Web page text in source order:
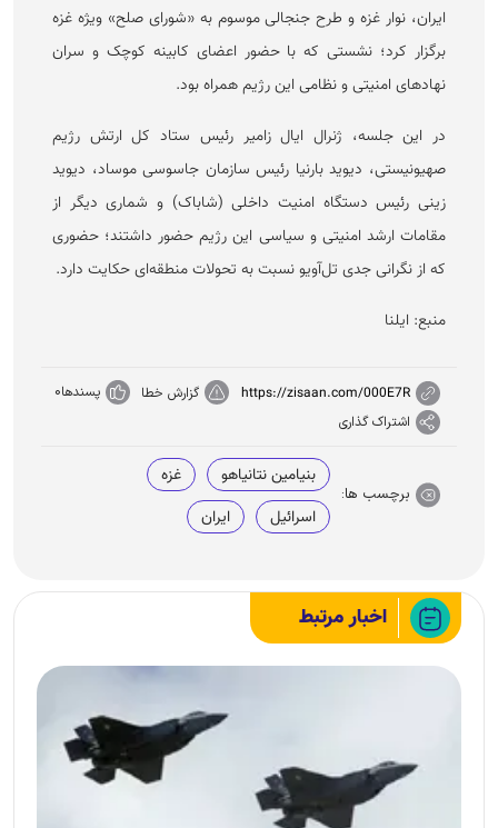
ایران، نوار غزه و طرح جنجالی موسوم به «شورای صلح» ویژه غزه
برگزار کرد؛ نشستی که با حضور اعضای کابینه کوچک و سران
نهاد‌های امنیتی و نظامی این رژیم همراه بود.
در این جلسه، ژنرال ایال زامیر رئیس ستاد کل ارتش رژیم
صهیونیستی، دیوید بارنیا رئیس سازمان جاسوسی موساد، دیوید
زینی رئیس دستگاه امنیت داخلی (شاباک) و شماری دیگر از
مقامات ارشد امنیتی و سیاسی این رژیم حضور داشتند؛ حضوری
که از نگرانی جدی تل‌آویو نسبت به تحولات منطقه‌ای حکایت دارد.
منبع: ایلنا
https://zisaan.com/000E7R گزارش خطا پسندها0
اشتراک گذاری
برچسب ها:
بنیامین نتانیاهو
غزه
اسرائیل
ایران
اخبار مرتبط